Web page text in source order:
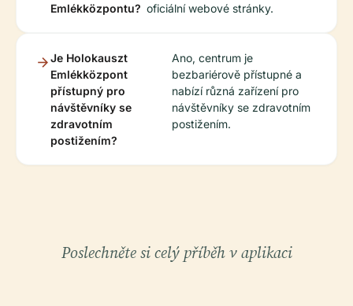
Emlékközpontu? oficiální webové stránky.
Je Holokauszt
Emlékközpont
přístupný pro
návštěvníky se
zdravotním
postižením?
Ano, centrum je
bezbariérově přístupné a
nabízí různá zařízení pro
návštěvníky se zdravotním
postižením.
Poslechněte si celý příběh v aplikaci